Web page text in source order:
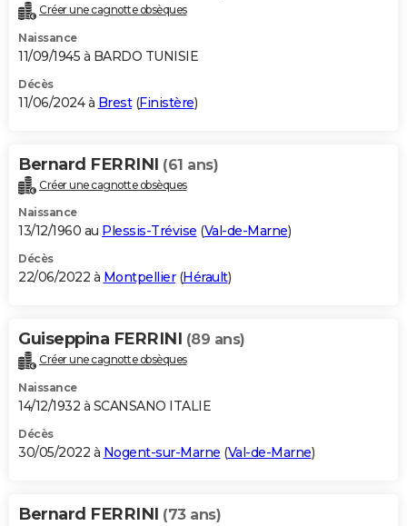
Créer une cagnotte obsèques
Naissance
11/09/1945 à BARDO TUNISIE
Décès
11/06/2024 à Brest(Finistère)
Bernard FERRINI (61 ans)
Créer une cagnotte obsèques
Naissance
13/12/1960 au Plessis-Trévise (Val-de-Marne)
Décès
22/06/2022 à Montpellier(Hérault)
Guiseppina FERRINI (89 ans)
Créer une cagnotte obsèques
Naissance
14/12/1932 à SCANSANO ITALIE
Décès
30/05/2022 à Nogent-sur-Marne (Val-de-Marne)
Bernard FERRINI (73 ans)